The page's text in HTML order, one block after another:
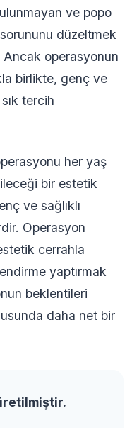
ve popo
düzeltmek
operasyonun
birlikte, genç ve
tercih
her yaş
bir estetik
ve sağlıklı
Operasyon
cerrahla
yaptırmak
beklentileri
daha net bir